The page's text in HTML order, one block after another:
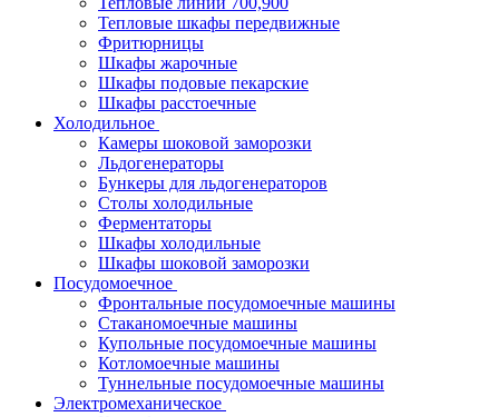
Тепловые шкафы передвижные
Фритюрницы
Шкафы жарочные
Шкафы подовые пекарские
Шкафы расстоечные
Холодильное
Камеры шоковой заморозки
Льдогенераторы
Бункеры для льдогенераторов
Столы холодильные
Ферментаторы
Шкафы холодильные
Шкафы шоковой заморозки
Посудомоечное
Фронтальные посудомоечные машины
Стаканомоечные машины
Купольные посудомоечные машины
Котломоечные машины
Туннельные посудомоечные машины
Электромеханическое